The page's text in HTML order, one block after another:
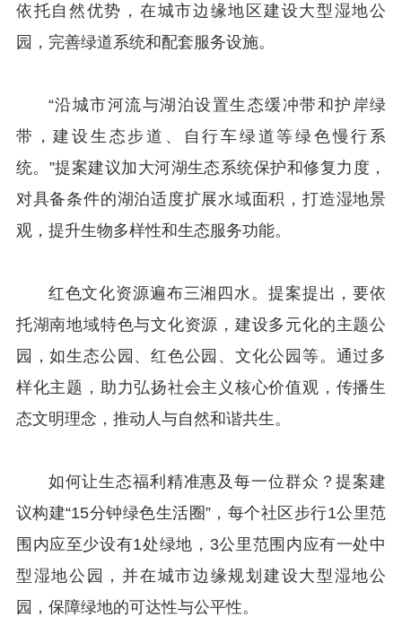
依托自然优势，在城市边缘地区建设大型湿地公
园，完善绿道系统和配套服务设施。
“沿城市河流与湖泊设置生态缓冲带和护岸绿
带，建设生态步道、自行车绿道等绿色慢行系
统。”提案建议加大河湖生态系统保护和修复力度，
对具备条件的湖泊适度扩展水域面积，打造湿地景
观，提升生物多样性和生态服务功能。
红色文化资源遍布三湘四水。提案提出，要依
托湖南地域特色与文化资源，建设多元化的主题公
园，如生态公园、红色公园、文化公园等。通过多
样化主题，助力弘扬社会主义核心价值观，传播生
态文明理念，推动人与自然和谐共生。
如何让生态福利精准惠及每一位群众？提案建
议构建“15分钟绿色生活圈”，每个社区步行1公里范
围内应至少设有1处绿地，3公里范围内应有一处中
型湿地公园，并在城市边缘规划建设大型湿地公
园，保障绿地的可达性与公平性。